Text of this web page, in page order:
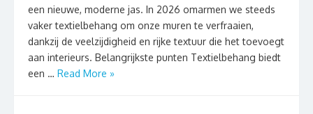
een nieuwe, moderne jas. In 2026 omarmen we steeds
vaker textielbehang om onze muren te verfraaien,
dankzij de veelzijdigheid en rijke textuur die het toevoegt
aan interieurs. Belangrijkste punten Textielbehang biedt
een … Read More »